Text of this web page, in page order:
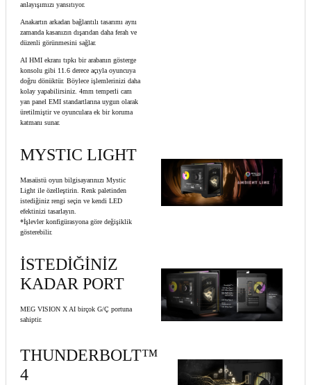
anlayışımızı yansıtıyor.
Anakartın arkadan bağlantılı tasarımı aynı
zamanda kasanızın dışarıdan daha ferah ve
düzenli görünmesini sağlar.
AI HMI ekranı tıpkı bir arabanın gösterge
konsolu gibi 11.6 derece açıyla oyuncuya
doğru dönüktür. Böylece işlemlerinizi daha
kolay yapabilirsiniz. 4mm temperli cam
yan panel EMI standartlarına uygun olarak
üretilmiştir ve oyunculara ek bir koruma
katmanı sunar.
MYSTIC LIGHT
Masaüstü oyun bilgisayarınızı Mystic
Light ile özelleştirin. Renk paletinden
istediğiniz rengi seçin ve kendi LED
efektinizi tasarlayın.
*İşlevler konfigürasyona göre değişiklik
gösterebilir.
İSTEDİĞİNİZ
KADAR PORT
MEG VISION X AI birçok G/Ç portuna
sahiptir.
THUNDERBOLT™
4